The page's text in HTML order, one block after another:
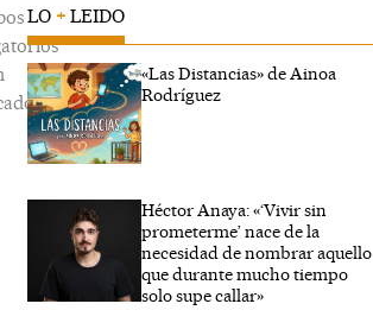
LO +LEIDO
«Las Distancias» de Ainoa
Rodríguez
Héctor Anaya: «‘Vivir sin
prometerme’ nace de la
necesidad de nombrar aquello
que durante mucho tiempo
solo supe callar»